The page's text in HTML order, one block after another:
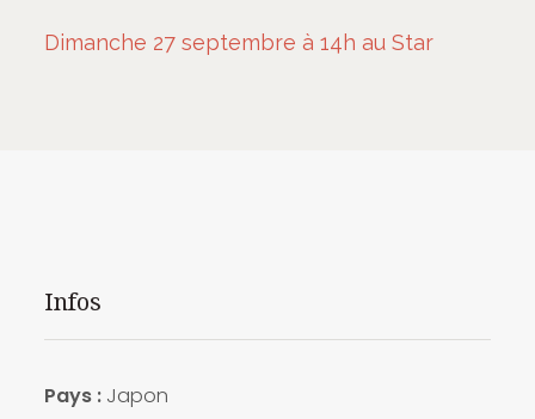
Dimanche 27 septembre à 14h au Star
Infos
Pays :Japon